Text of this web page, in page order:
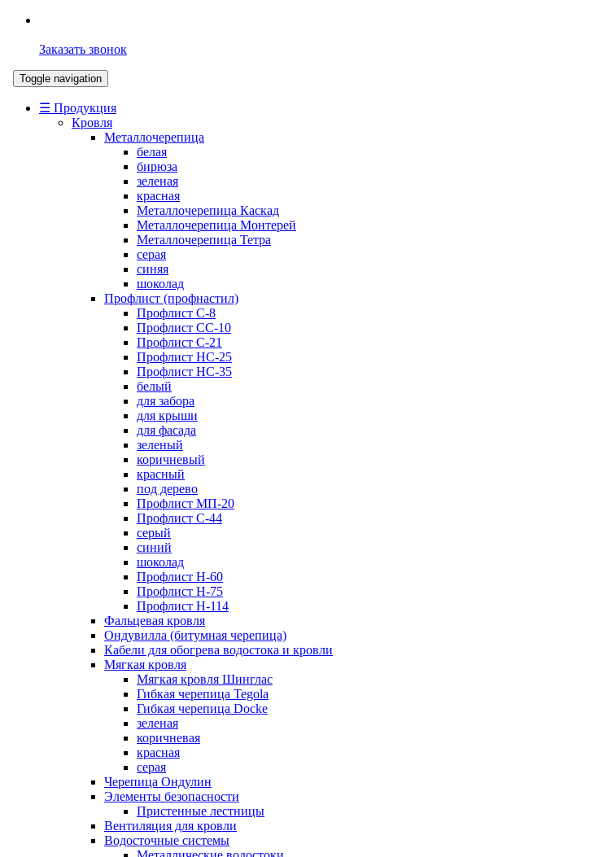
Заказать звонок
Toggle navigation
☰ Продукция
Кровля
Металлочерепица
белая
бирюза
зеленая
красная
Металлочерепица Каскад
Металлочерепица Монтерей
Металлочерепица Тетра
серая
синяя
шоколад
Профлист (профнастил)
Профлист С-8
Профлист СС-10
Профлист C-21
Профлист НС-25
Профлист НС-35
белый
для забора
для крыши
для фасада
зеленый
коричневый
красный
под дерево
Профлист МП-20
Профлист С-44
серый
синий
шоколад
Профлист Н-60
Профлист Н-75
Профлист H-114
Фальцевая кровля
Ондувилла (битумная черепица)
Кабели для обогрева водостока и кровли
Мягкая кровля
Мягкая кровля Шинглас
Гибкая черепица Tegola
Гибкая черепица Docke
зеленая
коричневая
красная
серая
Черепица Ондулин
Элементы безопасности
Пристенные лестницы
Вентиляция для кровли
Водосточные системы